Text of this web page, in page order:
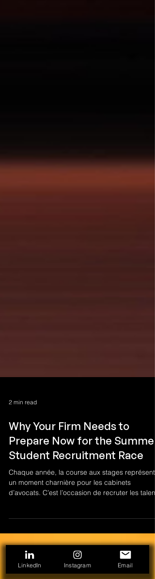
2 min read
Why Your Firm Needs to
Prepare Now for the Summer
Student Recruitment Race
Chaque année, la course aux stages représente
compétition est féroce, les attentes des
sont élevées, et la réputation d’un cabinet peut
jouer dans les détails et tout ça débute dès la
rentrée!
LinkedIn Instagram Email